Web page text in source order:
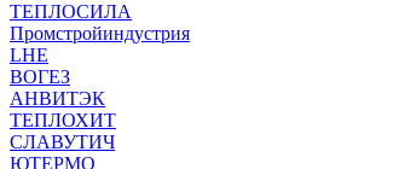
ТЕПЛОСИЛА
Промстройиндустрия
LHE
ВОГЕЗ
АНВИТЭК
ТЕПЛОХИТ
СЛАВУТИЧ
ЮТЕРМО